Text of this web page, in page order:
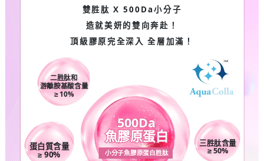
雙胜肽 X 500Da小分子
造就美妍的雙向奔赴！
頂級膠原完全深入 全層加滿！
二胜肽和
游離胺基酸含量
≥ 10%
蛋白質含量
≥ 90%
三胜肽含量
≥ 50%
500Da
魚膠原蛋白
小分子魚膠原蛋白胜肽